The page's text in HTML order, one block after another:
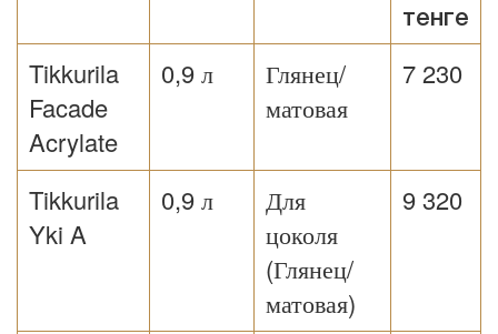
тенге
Tikkurila
Facade
Acrylate
0,9 л
Глянец/
матовая
7 230
Tikkurila
Yki A
0,9 л
Для
цоколя
(Глянец/
матовая)
9 320